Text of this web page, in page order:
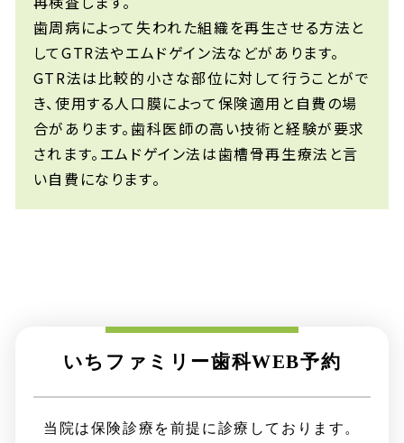
歯周病によって失われた組織を再生させる方法と
してGTR法やエムドゲイン法などがあります。
GTR法は比較的小さな部位に対して行うことがで
き、使用する人口膜によって保険適用と自費の場
合があります。歯科医師の高い技術と経験が要求
されます。エムドゲイン法は歯槽骨再生療法と言
い自費になります。
いちファミリー歯科WEB予約
当院は保険診療を前提に診療して おります。